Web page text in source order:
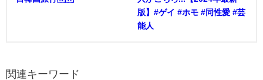
版】#ゲイ #ホモ #同性愛 #芸
能人
関連キーワード